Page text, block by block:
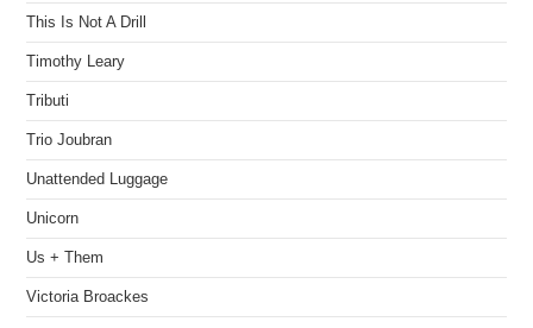
This Is Not A Drill
Timothy Leary
Tributi
Trio Joubran
Unattended Luggage
Unicorn
Us + Them
Victoria Broackes